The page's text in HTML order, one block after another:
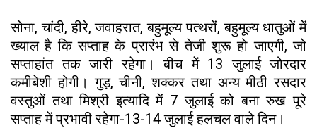
सोना, चांदी, हीरे, जवाहरात, बहुमूल्य पत्थरों, बहुमूल्य धातुओं में
ख्याल है कि सप्ताह के प्रारंभ से तेजी शुरू हो जाएगी, जो
सप्ताहांत तक जारी रहेगा। बीच में 13 जुलाई जोरदार
कमीबेशी होगी। गुड़, चीनी, शक्कर तथा अन्य मीठी रसदार
वस्तुओं तथा मिश्री इत्यादि में 7 जुलाई को बना रुख पूरे
सप्ताह में प्रभावी रहेगा-13-14 जुलाई हलचल वाले दिन।